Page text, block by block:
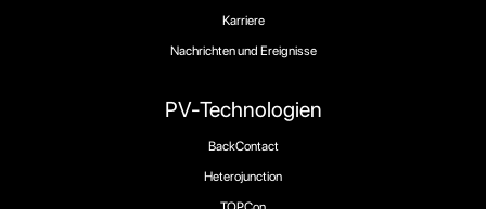
PV-Technologien
BackContact
Heterojunction
Karriere
Nachrichten und Ereignisse